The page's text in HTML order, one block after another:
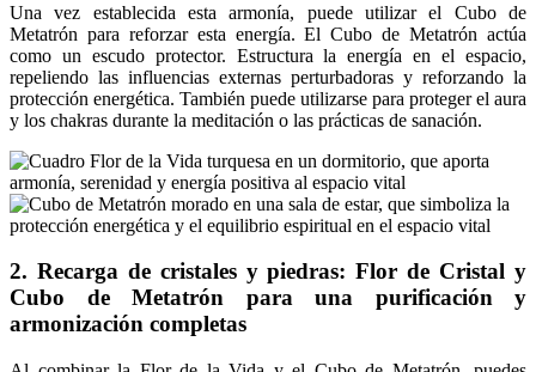
Una vez establecida esta armonía, puede utilizar el Cubo de
Metatrón para reforzar esta energía. El Cubo de Metatrón actúa
como un escudo protector. Estructura la energía en el espacio,
repeliendo las influencias externas perturbadoras y reforzando la
protección energética. También puede utilizarse para proteger el aura
y los chakras durante la meditación o las prácticas de sanación.
2. Recarga de cristales y piedras: Flor de Cristal y
Cubo de Metatrón para una purificación y
armonización completas